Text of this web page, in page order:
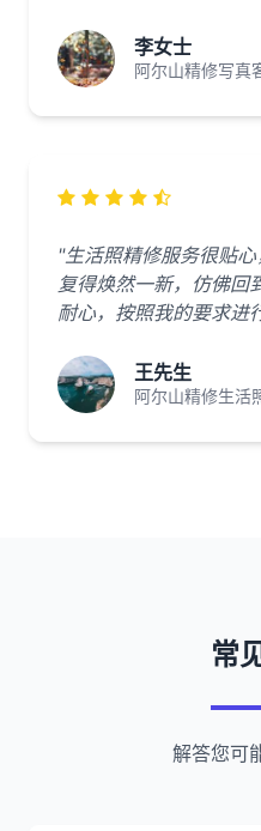
李女士
阿尔山精修写真
"生活照精修服务很贴
复得焕然一新，仿佛回
耐心，按照我的要求进
王先生
阿尔山精修生活
常
解答您可